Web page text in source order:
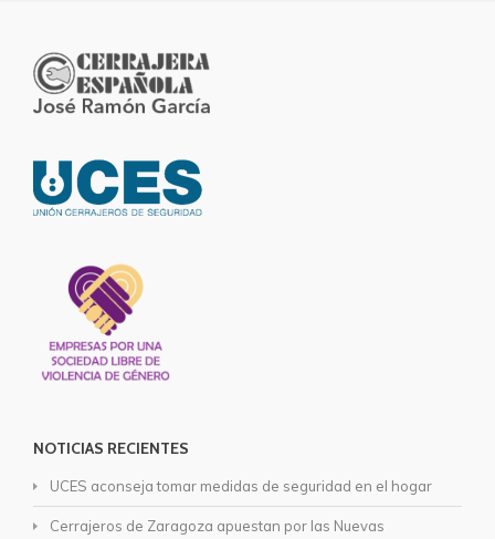
NOTICIAS RECIENTES
UCES aconseja tomar medidas de seguridad en el hogar
Cerrajeros de Zaragoza apuestan por las Nuevas